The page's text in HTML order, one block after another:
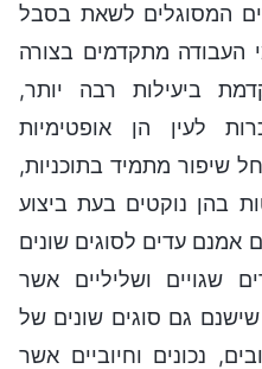
המסוגלים לשאת בסבל
העבודה מתקדמים בצורה
ביעילות רבה יותר,
לעין הן אופטימיות
שיפור מתמיד בתוכניות,
בהן נוקטים בעת ביצוע
אמנם עדים לסוגים שונים
שגויים ושליליים אשר
גם סוגים שונים של
נכונים וחיוביים אשר